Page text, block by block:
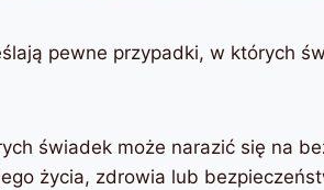
pewne przypadki, w których
świadek może narazić się na
życia, zdrowia lub